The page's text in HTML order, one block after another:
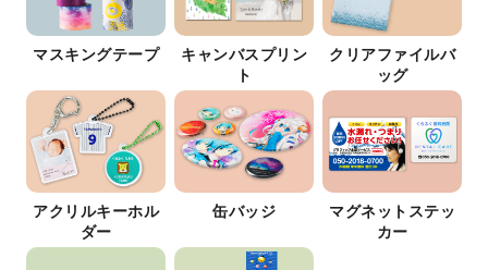
マスキングテープ
キャンバスプリン
ト
クリアファイルバ
ッグ
アクリルキーホル
ダー
缶バッジ
マグネットステッ
カー